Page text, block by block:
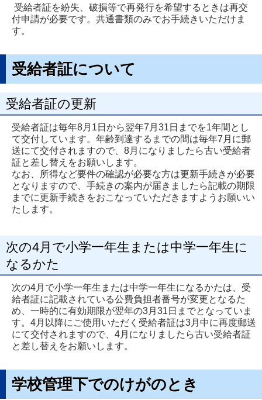
受給者証を紛失、破損等で再発行を希望するときは再交
付申請が必要です。共通書類のみでお手続きいただけま
す。
受給者証について
受給者証の更新
受給者証は毎年8月1日から翌年7月31日までを1年間とし
て交付しています。年齢到達するまでの間は毎年7月に郵
送にて交付されますので、8月になりましたら古い受給者
証と差し替えをお願いします。
なお、所得など要件の確認が必要な方は更新手続きが必要
となりますので、手続きの案内が届きましたら記載の期限
までに更新手続きをおこなっていただきますようお願いい
たします。
次の4月で小学一年生または中学一年生に
なるかた
次の4月で小学一年生または中学一年生になるかたは、受
給者証に記載されている公費負担者番号が変更となるた
め、一時的に有効期限が翌年の3月31日までとなっていま
す。4月以降にご使用いただく受給者証は3月中に再度郵送
にて交付されますので、4月になりましたら古い受給者証
と差し替えをお願いします。
学校管理下でのけがのとき